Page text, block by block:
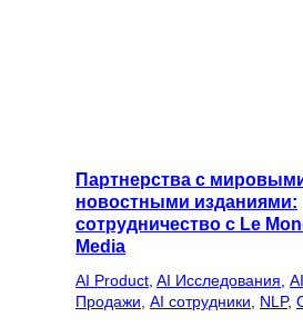
Партнерства с
новостными изданиями:
сотрудничество с Le
Media
AI Product AI Исследования
Продажи AI сотрудники NLP,